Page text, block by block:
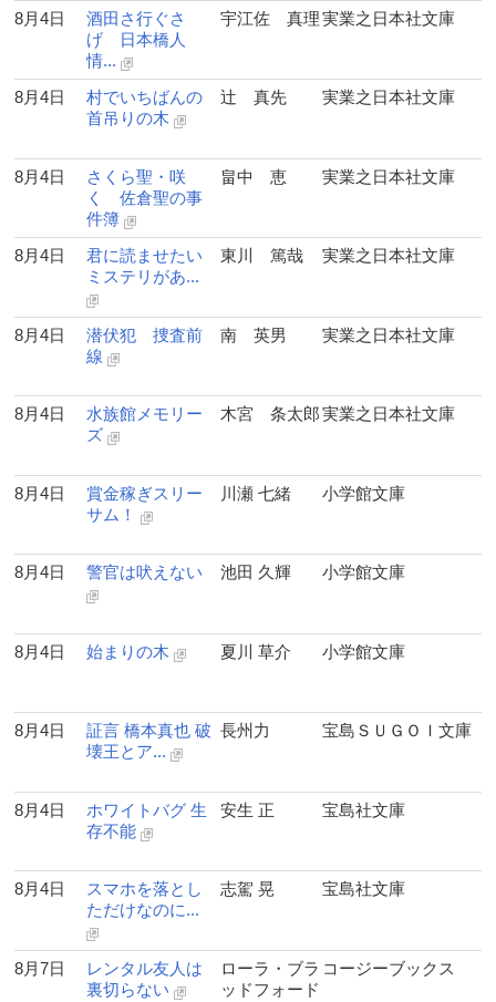
8月4日
酒田さ行ぐさ
げ 日本橋人
情...
宇江佐 真理実業之日本社文庫
8月4日
村でいちばんの
首吊りの木
辻 真先 実業之日本社文庫
8月4日
さくら聖・咲
く 佐倉聖の事
件簿
畠中 恵 実業之日本社文庫
8月4日
君に読ませたい
ミステリがあ...
東川 篤哉 実業之日本社文庫
8月4日
潜伏犯 捜査前
線
南 英男 実業之日本社文庫
8月4日
水族館メモリー
ズ
木宮 条太郎実業之日本社文庫
8月4日
賞金稼ぎスリー
サム！
川瀬 七緒 小学館文庫
8月4日 警官は吠えない 池田 久輝 小学館文庫
8月4日 始まりの木 夏川 草介 小学館文庫
8月4日
証言 橋本真也 破
壊王とア...
長州力 宝島ＳＵＧＯＩ文庫
8月4日
ホワイトバグ 生
存不能
安生 正 宝島社文庫
8月4日
スマホを落とし
ただけなのに...
志駕 晃 宝島社文庫
8月7日
レンタル友人は
裏切らない
ローラ・ブラ
ッドフォード
コージーブックス